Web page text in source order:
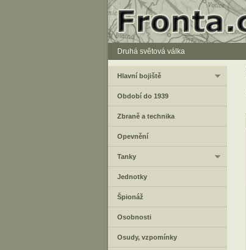
Druhá světová válka
Hlavní bojiště
Období do 1939
Zbraně a technika
Opevnění
Tanky
Jednotky
Špionáž
Osobnosti
Osudy, vzpomínky